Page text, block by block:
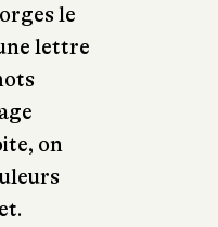
le
lettre
on